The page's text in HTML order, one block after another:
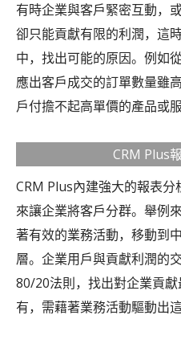
有時企業與客戶緊密互動，
卻只能貢獻有限的利潤，這
中，找出可能的原因。例如
應出客戶成交的訂單數量雖
戶付擔不起高單價的產品或
CRM Plus
CRM Plus內建強大的報表
來讓企業將客戶分群。舉例
著有效的業務活動，移動到
層。企業用戶與貢獻利潤的
80/20法則，找出對企業貢
有，需藉著業務活動驅動出這